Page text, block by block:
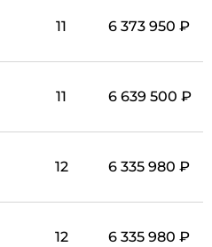
11 6 373 950 ₽
11 6 639 500 ₽
12 6 335 980 ₽
12 6 335 980 ₽